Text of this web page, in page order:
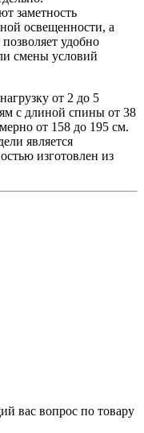
заметность
освещенности, а
удобно
смены условий
от 2 до 5
с длиной спины от 38
от 158 до 195 см.
является
изготовлен из
вас вопрос по товару